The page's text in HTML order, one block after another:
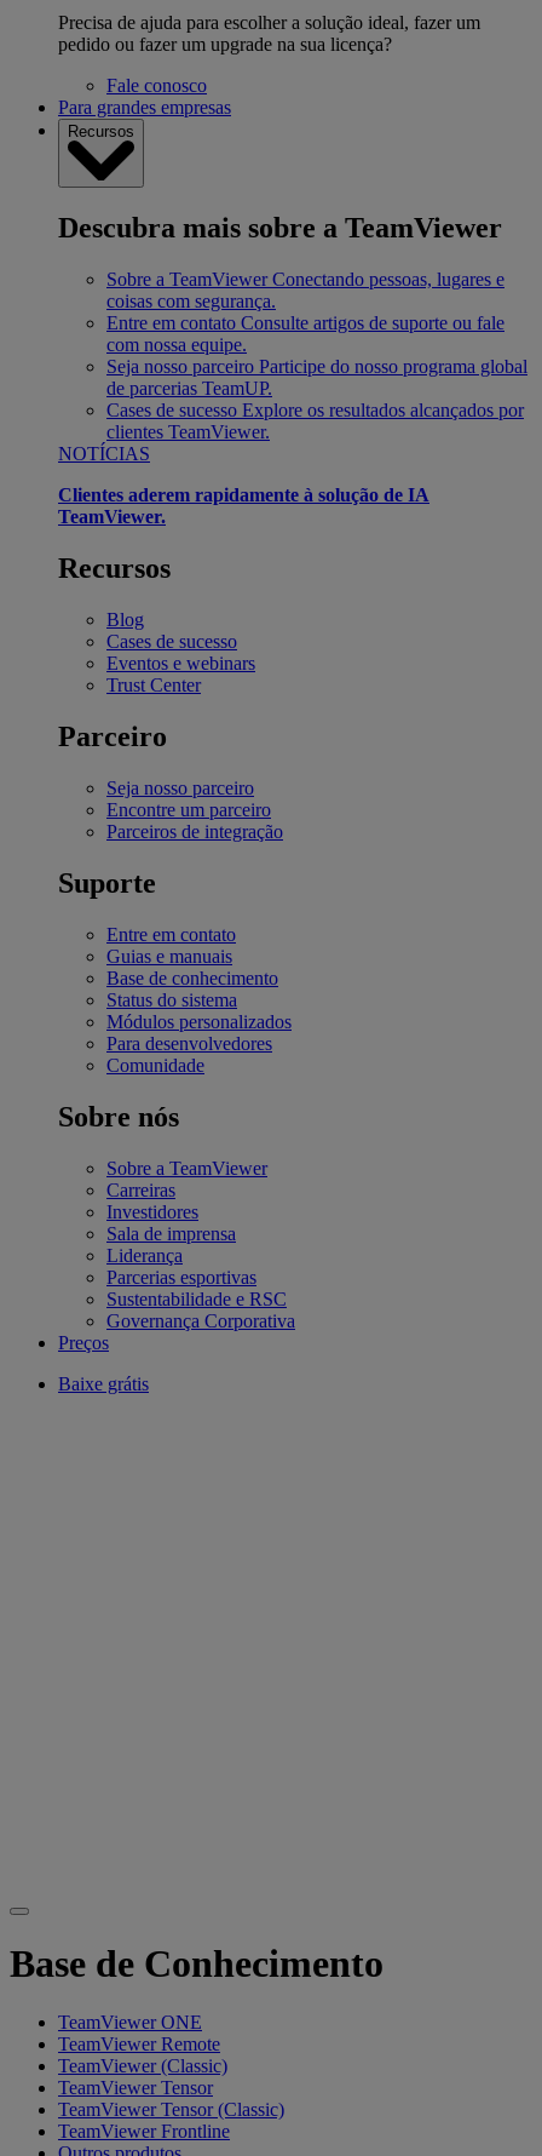
Precisa de ajuda para escolher a solução ideal, fazer um
pedido ou fazer um upgrade na sua licença?
Fale conosco
Para grandes empresas
Recursos
Descubra mais sobre a TeamViewer
Sobre a TeamViewer Conectando pessoas, lugares e
coisas com segurança.
Entre em contato Consulte artigos de suporte ou fale
com nossa equipe.
Seja nosso parceiro Participe do nosso programa global
de parcerias TeamUP.
Cases de sucesso Explore os resultados alcançados por
clientes TeamViewer.
NOTÍCIAS
Clientes aderem rapidamente à solução de IA
TeamViewer.
Recursos
Blog
Cases de sucesso
Eventos e webinars
Trust Center
Parceiro
Seja nosso parceiro
Encontre um parceiro
Parceiros de integração
Suporte
Entre em contato
Guias e manuais
Base de conhecimento
Status do sistema
Módulos personalizados
Para desenvolvedores
Comunidade
Sobre nós
Sobre a TeamViewer
Carreiras
Investidores
Sala de imprensa
Liderança
Parcerias esportivas
Sustentabilidade e RSC
Governança Corporativa
Preços
Baixe grátis
Base de Conhecimento
TeamViewer ONE
TeamViewer Remote
TeamViewer (Classic)
TeamViewer Tensor
TeamViewer Tensor (Classic)
TeamViewer Frontline